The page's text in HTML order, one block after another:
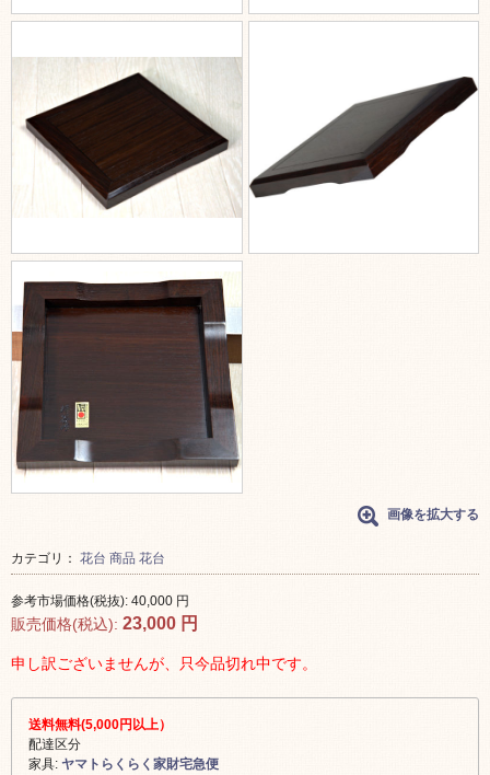
画像を拡大する
カテゴリ： 花台 商品 花台
参考市場価格(税抜): 40,000 円
販売価格(税込): 23,000 円
申し訳ございませんが、只今品切れ中です。
送料無料(5,000円以上）
配達区分
家具: ヤマトらくらく家財宅急便